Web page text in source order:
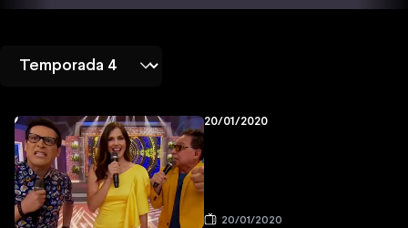
20/01/2020
20/01/2020